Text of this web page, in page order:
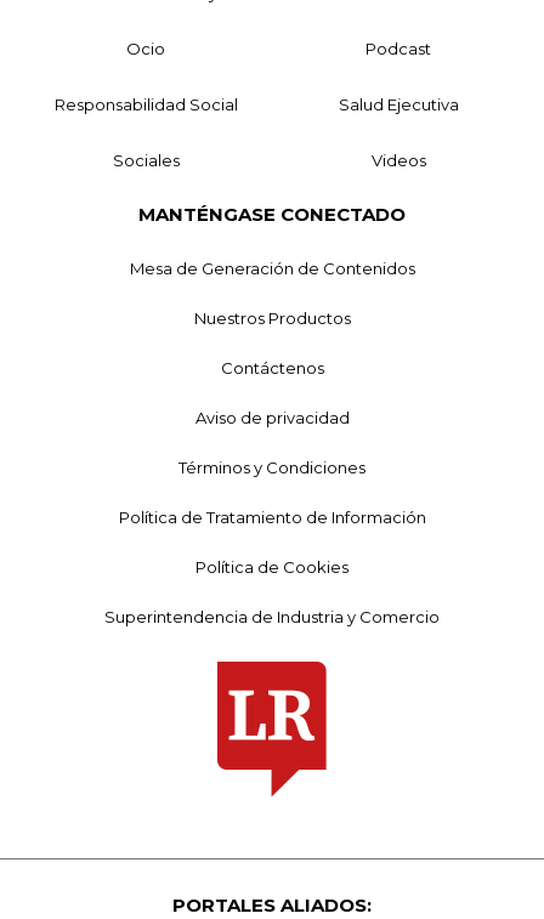
Ocio Podcast
Responsabilidad Social Salud Ejecutiva
Sociales Videos
MANTÉNGASE CONECTADO
Mesa de Generación de Contenidos
Nuestros Productos
Contáctenos
Aviso de privacidad
Términos y Condiciones
Política de Tratamiento de Información
Política de Cookies
Superintendencia de Industria y Comercio
PORTALES ALIADOS: